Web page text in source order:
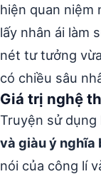
hiện quan niệm
lấy nhân ái làm
nét tư tưởng
có chiều sâu
Giá trị nghệ
Truyện sử dụng
và giàu ý nghĩa
nói của công lí